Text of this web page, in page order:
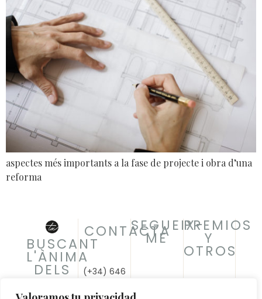
aspectes més importants a la fase de projecte i obra d’una
reforma
BUSCANT
L'ÀNIMA
DELS
ESPAIS
c/ Muntaner
CONTACTA
(+34) 646
info@meritxellcuartero.com
SEGUEIX-
ME
PREMIOS
Y
OTROS